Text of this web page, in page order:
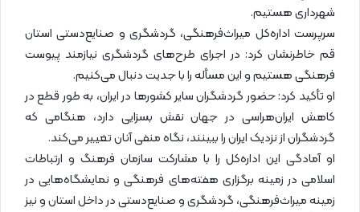
شهرداری هستیم.
سرپرست اداره‌کل میراث‌فرهنگی، گردشگری و صنایع‌دستی استان
قم خاطرنشان کرد: در اجرای طرح‌های گردشگری نیازمند پیوست
فرهنگی هستیم و این مسأله را با جدیت دنبال می‌کنیم.
او تأکید کرد: حضور گردشگران سایر کشورها در ایران، به طور قطع در
کاهش ایران‌هراسی در جهان نقش بسزایی دارد، هنگامی که
گردشگران از نزدیک ایران را ببینند، نگاه منفی آنان تغییر می‌کند.
او آمادگی این اداره‌کل را با مشارکت سازمان فرهنگ و ارتباطات
اسلامی در زمینه برگزاری هفته‌های فرهنگی و نمایشگاه‌هایی در
زمینه میراث‌فرهنگی، گردشگری و صنایع‌دستی در داخل استان و نیز